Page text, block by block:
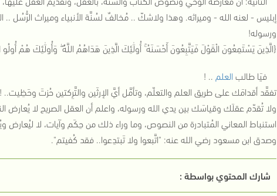
إبليس - لعنه الله - وميراثه. وهذا ولاشكّ .. مُخالفٌ لسُنَّة الأنبياء وميراث الرُّسُل ..
ورسوله!
{الَّذِينَ يَسْتَمِعُونَ الْقَوْلَ فَيَتَّبِعُونَ أَحْسَنَهُ ۚ أُولَٰئِكَ الَّذِينَ هَدَاهُمُ اللَّهُ ۖ وَأُولَٰئِكَ هُمْ أُولُو
فيَا طالب العلم .. !
تفقَّد أقدامَك على طريق العلم والتعلّم، وتأمَّل أيَّ الإرثَين والتَّرِكتين حُزتَ وحَظِيت.. !
ولا تُقدّم عقلَك وقياسَك بين يدي الله ورسوله، واعلم أن العقل الصريح لا يُعارض
استنباط المعاني المُتبادرة من النصوص، وما وراء ذلك من حِكَم وآيات، لا
وصدق ابن مسعود رضي الله عنه: "اتَّبعوا ولا تَبتدِعوا.. فقد كُفيتم".
شارك المحتوي بواسطة :